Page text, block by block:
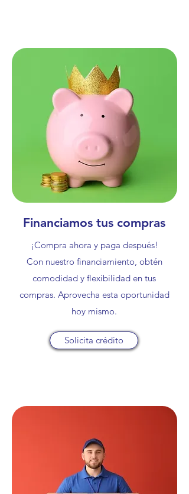
Financiamos tus compras
¡Compra ahora y paga después!
Con nuestro financiamiento, obtén
comodidad y flexibilidad en tus
compras. Aprovecha esta oportunidad
hoy mismo.
Solicita crédito